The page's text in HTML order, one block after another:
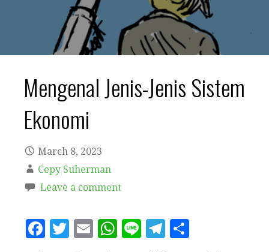
Mengenal Jenis-Jenis Sistem
Ekonomi
March 8, 2023
Cepy Suherman
Leave a comment
F
T
E
W Li T